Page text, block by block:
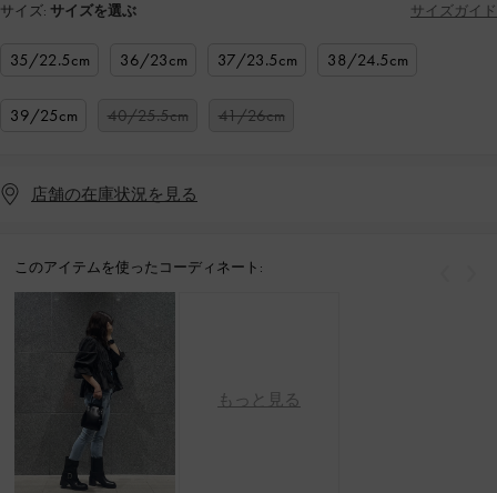
サイズ: サイズを選ぶ サイズガイド
35/22.5cm 36/23cm 37/23.5cm 38/24.5cm
39/25cm 40/25.5cm 41/26cm
店舗の在庫状況を見る
このアイテムを使ったコーディネート:
もっと見る